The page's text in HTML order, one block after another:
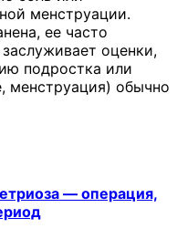
менструации.
ее часто
оценки,
подростка или
менструация) обычно
— операция,